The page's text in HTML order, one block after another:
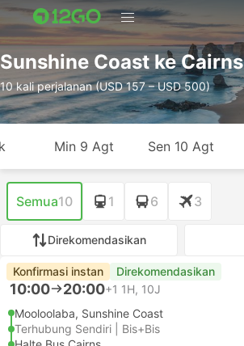
Sunshine Coast ke Cairns
10 kali perjalanan (USD 157 – USD 500)
Min 9 Agt Sen 10 Agt
Semua10 1 6 3
Direkomendasikan
Konfirmasi instan Direkomendasikan
10:00 20:00+1 1H, 10J
Mooloolaba, Sunshine Coast
Terhubung Sendiri | Bis+Bis